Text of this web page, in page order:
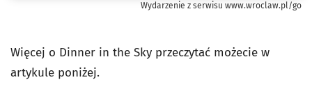
Wydarzenie z serwisu www.wroclaw.pl/go
Więcej o Dinner in the Sky przeczytać możecie w
artykule poniżej.